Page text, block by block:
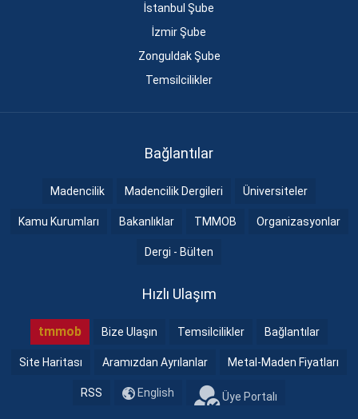
İstanbul Şube
İzmir Şube
Zonguldak Şube
Temsilcilikler
Bağlantılar
Madencilik Madencilik Dergileri Üniversiteler
Kamu Kurumları Bakanlıklar TMMOB Organizasyonlar
Dergi - Bülten
Hızlı Ulaşım
tmmob Bize Ulaşın Temsilcilikler Bağlantılar
Site Haritası Aramızdan Ayrılanlar Metal-Maden Fiyatları
RSS English Üye Portalı